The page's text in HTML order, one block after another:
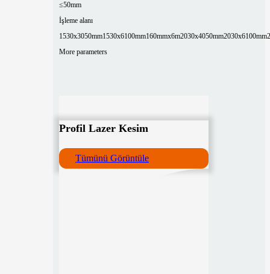
≤50mm
İşleme alanı
1530x3050mm1530x6100mm160mmx6m2030x4050mm2030x6100mm
More parameters
Profil Lazer Kesim
Tümünü Görüntüle